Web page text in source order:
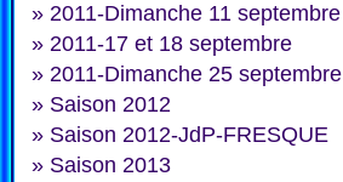
» 2011-Dimanche 11 septembre
» 2011-17 et 18 septembre
» 2011-Dimanche 25 septembre
» Saison 2012
» Saison 2012-JdP-FRESQUE
» Saison 2013